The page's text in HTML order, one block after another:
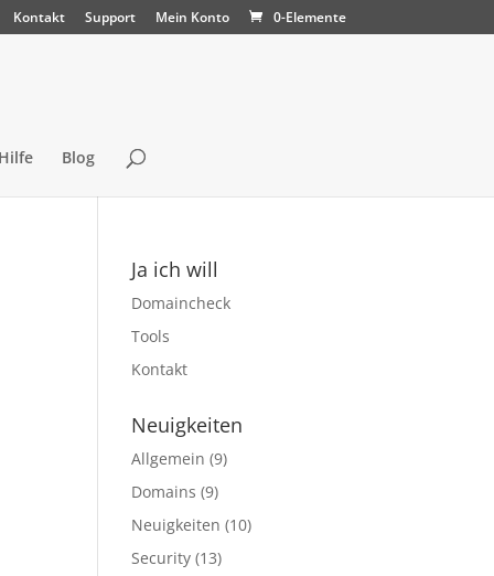
Kontakt Support Mein Konto 0-Elemente
Hilfe Blog
Ja ich will
Domaincheck
Tools
Kontakt
Neuigkeiten
Allgemein (9)
Domains (9)
Neuigkeiten (10)
Security (13)